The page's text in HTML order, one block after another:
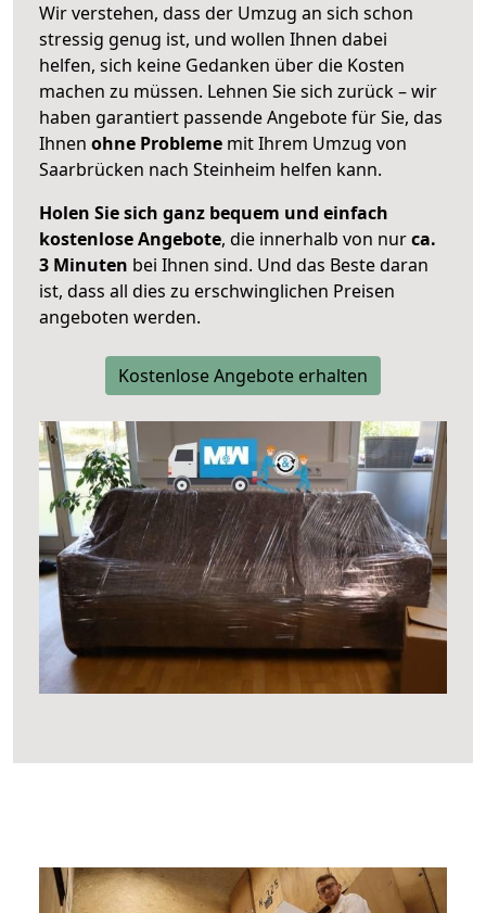
Wir verstehen, dass der Umzug an sich schon
stressig genug ist, und wollen Ihnen dabei
helfen, sich keine Gedanken über die Kosten
machen zu müssen. Lehnen Sie sich zurück – wir
haben garantiert passende Angebote für Sie, das
Ihnen ohne Probleme mit Ihrem Umzug von
Saarbrücken nach Steinheim helfen kann.
Holen Sie sich ganz bequem und einfach
kostenlose Angebote, die innerhalb von nurca.
3 Minuten bei Ihnen sind. Und das Beste daran
ist, dass all dies zu erschwinglichen Preisen
angeboten werden.
Kostenlose Angebote erhalten